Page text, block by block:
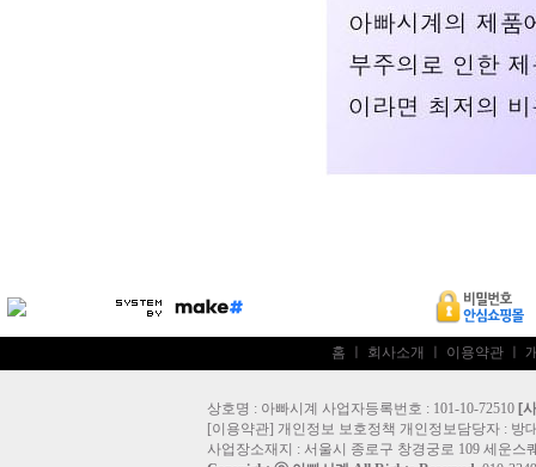
홈 회사소개 이용약관
상호명 : 아빠시계 사업자등록번호 : 101-10-72510 [
[이용약관] 개인정보 보호정책 개인정보담당자 : 방
사업장소재지 : 서울시 종로구 창경궁로 109 세운스